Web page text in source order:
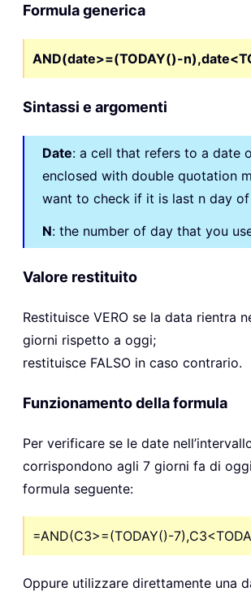
Formula generica
AND(date>=(TODAY()-
Sintassi e argomenti
Date: a cell that refers to a date
enclosed with double quotation
want to check if it is last n day
N: the number of day that you
Valore restituito
Restituisce VERO se la data rientra
giorni rispetto a oggi;
restituisce FALSO in caso contrario.
Funzionamento della formula
Per verificare se le date
corrispondono agli 7 giorni fa di
formula seguente:
=AND(C3>=(TODAY()-
Oppure utilizzare direttamente una